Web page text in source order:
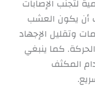
لتجنب الإصابات
أن يكون العشب
وتقليل الإجهاد
كما ينبغي
المكثف